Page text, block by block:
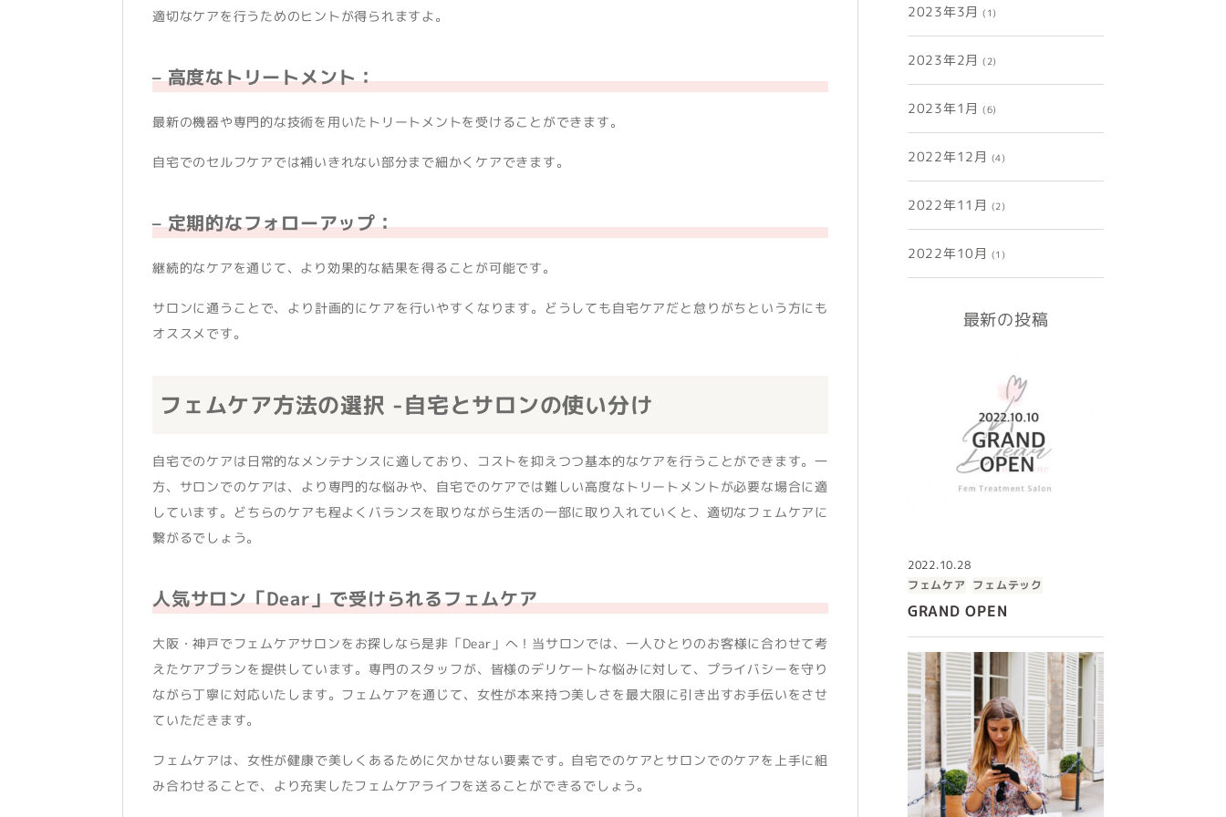
適切なケアを行うためのヒントが得られますよ。
– 高度なトリートメント：
最新の機器や専門的な技術を用いたトリートメントを受けることができます。
自宅でのセルフケアでは補いきれない部分まで細かくケアできます。
– 定期的なフォローアップ：
継続的なケアを通じて、より効果的な結果を得ることが可能です。
サロンに通うことで、より計画的にケアを行いやすくなります。どうしても自宅ケアだと怠りがちという方にも
オススメです。
フェムケア方法の選択 -自宅とサロンの使い分け
自宅でのケアは日常的なメンテナンスに適しており、コストを抑えつつ基本的なケアを行うことができます。一
方、サロンでのケアは、より専門的な悩みや、自宅でのケアでは難しい高度なトリートメントが必要な場合に適
しています。どちらのケアも程よくバランスを取りながら生活の一部に取り入れていくと、適切なフェムケアに
繋がるでしょう。
人気サロン「Dear」で受けられるフェムケア
大阪・神戸でフェムケアサロンをお探しなら是非「Dear」へ！当サロンでは、一人ひとりのお客様に合わせて考
えたケアプランを提供しています。専門のスタッフが、皆様のデリケートな悩みに対して、プライバシーを守り
ながら丁寧に対応いたします。フェムケアを通じて、女性が本来持つ美しさを最大限に引き出すお手伝いをさせ
ていただきます。
フェムケアは、女性が健康で美しくあるために欠かせない要素です。自宅でのケアとサロンでのケアを上手に組
み合わせることで、より充実したフェムケアライフを送ることができるでしょう。
2023年3月 (1)
2023年2月 (2)
2023年1月 (6)
2022年12月 (4)
2022年11月 (2)
2022年10月 (1)
最新の投稿
2022.10.28
フェムケア フェムテック
GRAND OPEN